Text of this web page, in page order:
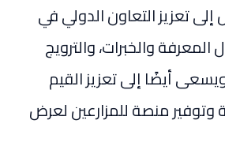
تعزيز التعاون الدولي في
المعرفة والخبرات، والترويج
ويسعى أيضًا إلى تعزيز القيم
وتوفير منصة للمزارعين لعرض